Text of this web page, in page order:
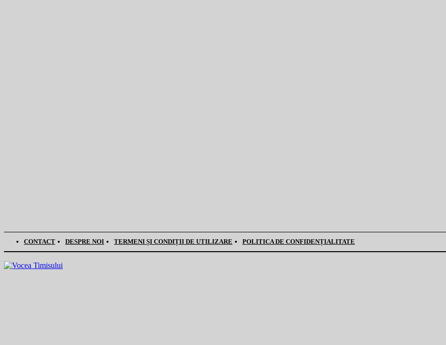
CONTACT DESPRE NOI TERMENI ȘI CONDIȚII DE UTILIZARE POLITICA DE CONFIDENȚIALITATE